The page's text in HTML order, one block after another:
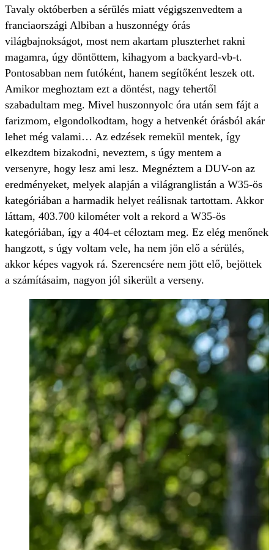
Tavaly októberben a sérülés miatt végigszenvedtem a
franciaországi Albiban a huszonnégy órás
világbajnokságot, most nem akartam pluszterhet rakni
magamra, úgy döntöttem, kihagyom a backyard-vb-t.
Pontosabban nem futóként, hanem segítőként leszek ott.
Amikor meghoztam ezt a döntést, nagy tehertől
szabadultam meg. Mivel huszonnyolc óra után sem fájt a
farizmom, elgondolkodtam, hogy a hetvenkét órásból akár
lehet még valami… Az edzések remekül mentek, így
elkezdtem bizakodni, neveztem, s úgy mentem a
versenyre, hogy lesz ami lesz. Megnéztem a DUV-on az
eredményeket, melyek alapján a világranglistán a W35-ös
kategóriában a harmadik helyet reálisnak tartottam. Akkor
láttam, 403.700 kilométer volt a rekord a W35-ös
kategóriában, így a 404-et céloztam meg. Ez elég menőnek
hangzott, s úgy voltam vele, ha nem jön elő a sérülés,
akkor képes vagyok rá. Szerencsére nem jött elő, bejöttek
a számításaim, nagyon jól sikerült a verseny.